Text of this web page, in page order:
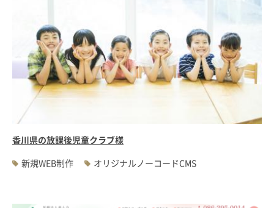
香川県の放課後児童クラブ様
新規WEB制作
オリジナルノーコードCMS